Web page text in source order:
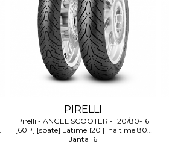
PIRELLI
Pirelli - ANGEL SCOOTER - 120/80-16
[60P] [spate] Latime 120 | Inaltime 80 |
Janta 16